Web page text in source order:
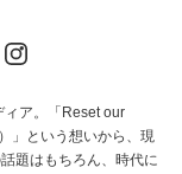
ィア。「Reset our
」という想いから、現
題はもちろん、時代に